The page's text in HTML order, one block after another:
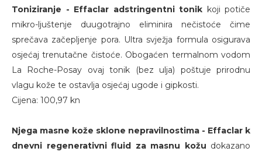
Toniziranje - Effaclar adstringentni tonik koji potiče
mikro-ljuštenje duugotrajno eliminira nečistoće čime
sprečava začepljenje pora. Ultra svježja formula osigurava
osjećaj trenutačne čistoće. Obogaćen termalnom vodom
La Roche-Posay ovaj tonik (bez ulja) poštuje prirodnu
vlagu kože te ostavlja osjećaj ugode i gipkosti.
Cijena: 100,97 kn
Njega masne kože sklone nepravilnostima - Effaclar k
dnevni regenerativni fluid za masnu kožu dokazano